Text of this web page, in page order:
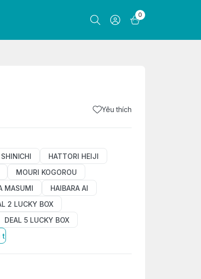
0
Yêu thích
HATTORI HEIJI
MOURI KOGOROU
MASUMI
HAIBARA AI
2 LUCKY BOX
DEAL 5 LUCKY BOX
nhân vật bạn chọn ở ''Ghi chú'' trước khi đặt hàng